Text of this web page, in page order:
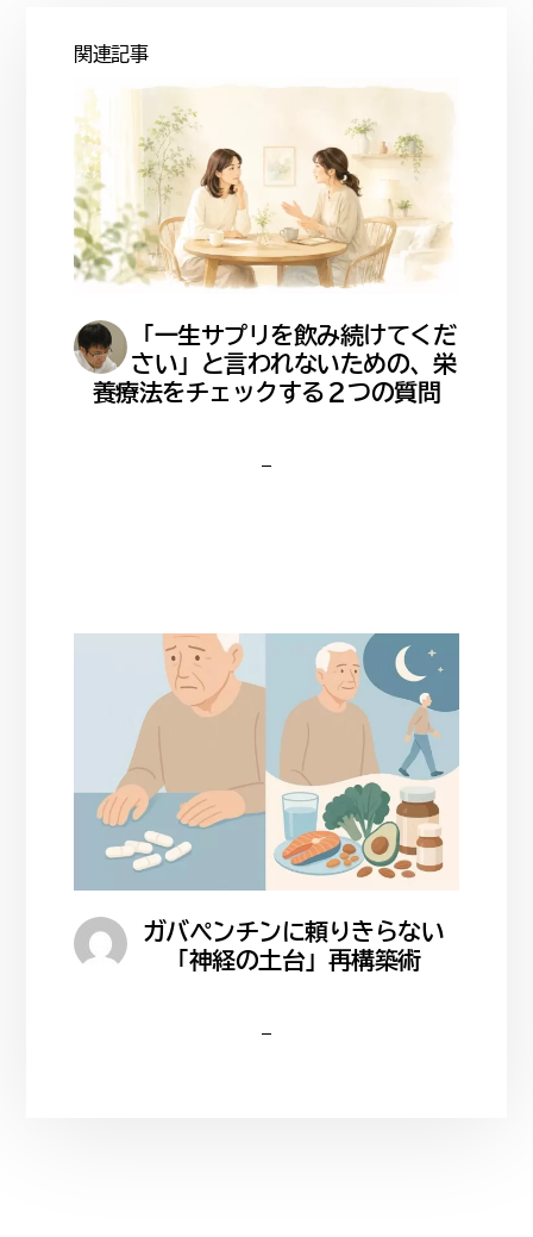
関連記事
「一生サプリを飲み続けてくだ
さい」と言われないための、栄
養療法をチェックする２つの質問
ガバペンチンに頼りきらない
「神経の土台」再構築術